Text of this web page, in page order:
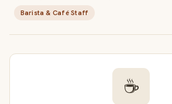
Barista & Café Staff
☕